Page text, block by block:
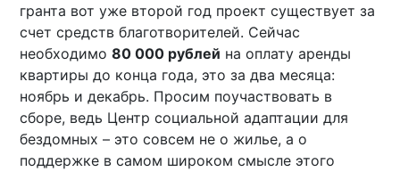
гранта вот уже второй год проект существует за
счет средств благотворителей. Сейчас
необходимо80 000 рублей на оплату аренды
квартиры до конца года, это за два месяца:
ноябрь и декабрь. Просим поучаствовать в
сборе, ведь Центр социальной адаптации для
бездомных – это совсем не о жилье, а о
поддержке в самом широком смысле этого